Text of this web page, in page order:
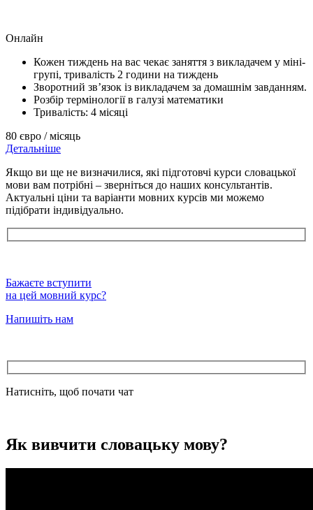
Онлайн
Кожен тиждень на вас чекає заняття з викладачем у міні-
групі, тривалість 2 години на тиждень
Зворотний зв’язок із викладачем за домашнім завданням.
Розбір термінології в галузі математики
Тривалість: 4 місяці
80 євро / місяць
Детальніше
Якщо ви ще не визначилися, які підготовчі курси словацької
мови вам потрібні – зверніться до наших консультантів.
Актуальні ціни та варіанти мовних курсів ми можемо
підібрати індивідуально.
Бажаєте вступити
на цей мовний курс?
Напишіть нам
Натисніть, щоб почати чат
Як вивчити словацьку мову?